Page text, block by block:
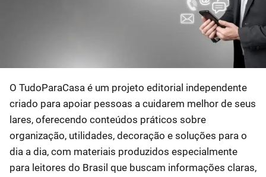
O TudoParaCasa é um projeto editorial independente
criado para apoiar pessoas a cuidarem melhor de seus
lares, oferecendo conteúdos práticos sobre
organização, utilidades, decoração e soluções para o
dia a dia, com materiais produzidos especialmente
para leitores do Brasil que buscam informações claras,